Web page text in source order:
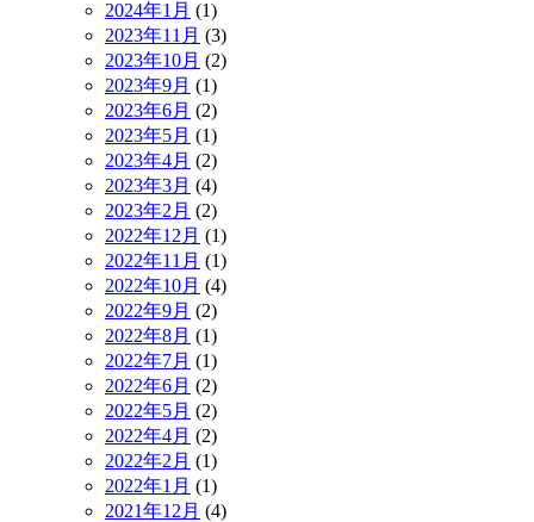
2024年1月 (1)
2023年11月 (3)
2023年10月 (2)
2023年9月 (1)
2023年6月 (2)
2023年5月 (1)
2023年4月 (2)
2023年3月 (4)
2023年2月 (2)
2022年12月 (1)
2022年11月 (1)
2022年10月 (4)
2022年9月 (2)
2022年8月 (1)
2022年7月 (1)
2022年6月 (2)
2022年5月 (2)
2022年4月 (2)
2022年2月 (1)
2022年1月 (1)
2021年12月 (4)